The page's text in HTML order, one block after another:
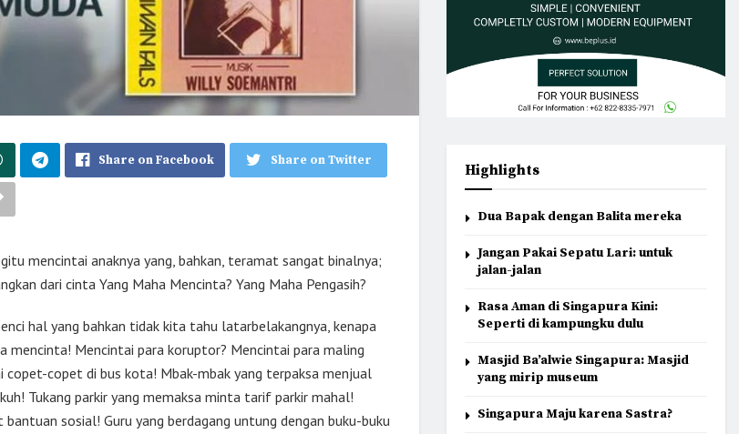
Share on Facebook Share on Twitter
mencintai anaknya yang, bahkan, teramat sangat binalnya;
dari cinta Yang Maha Mencinta? Yang Maha Pengasih?
hal yang bahkan tidak kita tahu latarbelakangnya, kenapa
mencinta! Mencintai para koruptor? Mencintai para maling
copet-copet di bus kota! Mbak-mbak yang terpaksa menjual
Tukang parkir yang memaksa minta tarif parkir mahal!
sosial! Guru yang berdagang untung dengan buku-buku
Highlights
Dua Bapak dengan Balita mereka
Jangan Pakai Sepatu Lari: untuk
jalan-jalan
Rasa Aman di Singapura Kini:
Seperti di kampungku dulu
Masjid Ba’alwie Singapura: Masjid
yang mirip museum
Singapura Maju karena Sastra?